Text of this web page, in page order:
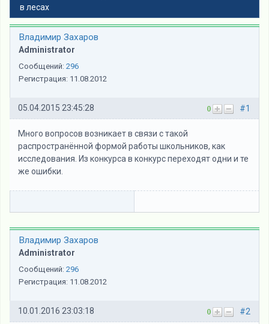
в лесах
Владимир Захаров
Administrator
Сообщений: 296
Регистрация: 11.08.2012
#1
0
05.04.2015 23:45:28
Много вопросов возникает в связи с такой
распространённой формой работы школьников, как
исследования. Из конкурса в конкурс переходят одни и те
же ошибки.
Владимир Захаров
Administrator
Сообщений: 296
Регистрация: 11.08.2012
#2
0
10.01.2016 23:03:18